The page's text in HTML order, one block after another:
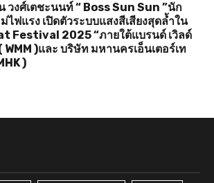
งศ์เตชะนนท์ “ Boss Sun Sun ”นัก
ฟแรง เปิดตัวระบบแสงสีเสียงสุดล้ำใน
Festival 2025 “ภายใต้แบรนด์ เวิลด์
WMM )และ บริษัท มหานครเอ็นเตอร์เท
)